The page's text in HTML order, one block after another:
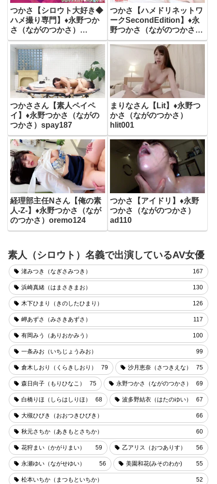
つかさ【シロウト大好き◆
ハメ撮り専門】♦永野つか
さ（ながのつかさ）
sdk063
つかさ【ハメドリネットワ
ークSecondEdition】♦永
野つかさ（ながのつかさ）
hmdn430
つかささん【素人ペイペ
イ】♦永野つかさ（ながの
つかさ）spay187
まりなさん【Lit】♦永野つ
かさ（ながのつかさ）
hlit001
経理部主任Nさん【俺の素
人-Z-】♦永野つかさ（なが
のつかさ）oremo124
つかさ【アイドリ】♦永野
つかさ（ながのつかさ）
ad110
素人（シロウト）名義で出演しているAV女優
渚みつき（なぎさみつき） 167
浜崎真緒（はまさきまお） 130
木下ひまり（きのしたひまり） 126
岬あずさ（みさきあずさ） 117
有岡みう（ありおかみう） 100
一条みお（いちじょうみお） 99
倉木しおり（くらきしおり） 79 沙月恵奈（さつきえな） 75
森日向子（もりひなこ） 75 永野つかさ（ながのつかさ） 69
白橋りほ（しらはしりほ） 68 波多野結衣（はたのゆい） 67
大槻ひびき（おおつきひびき） 66
秋元さちか（あきもとさちか） 60
花狩まい（かがりまい） 59 乙アリス（おつありす） 56
永瀬ゆい（ながせゆい） 56 美園和花(みそのわか) 55
松本いちか（まつもといちか） 52